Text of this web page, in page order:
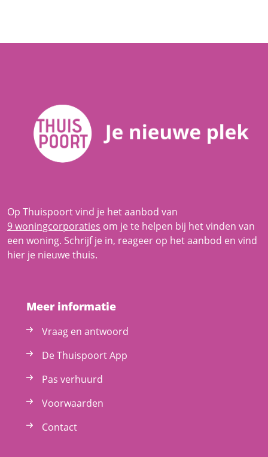
Op Thuispoort vind je het aanbod van
9 woningcorporaties om je te helpen bij het vinden van
een woning. Schrijf je in, reageer op het aanbod en vind
hier je nieuwe thuis.
Meer informatie
Vraag en antwoord
De Thuispoort App
Pas verhuurd
Voorwaarden
Contact